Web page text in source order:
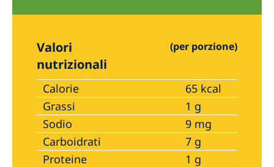
Valori
nutrizionali
(per porzione)
Calorie
65 kcal
Grassi
1 g
Sodio
9 mg
Carboidrati
7 g
Proteine
1 g